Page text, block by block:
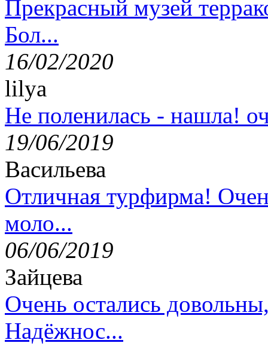
Прекрасный музей
Бол...
16/02/2020
lilya
Не поленилась - нашла!
19/06/2019
Васильева
Отличная турфирма!
моло...
06/06/2019
Зайцева
Очень остались
Надёжнос...